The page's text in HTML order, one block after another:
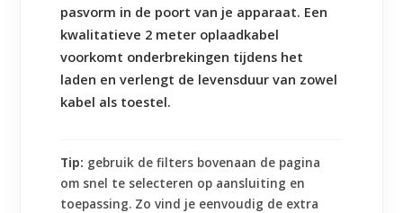
pasvorm in de poort van je apparaat. Een
kwalitatieve 2 meter oplaadkabel
voorkomt onderbrekingen tijdens het
laden en verlengt de levensduur van zowel
kabel als toestel.
Tip: gebruik de filters bovenaan de pagina
om snel te selecteren op aansluiting en
toepassing. Zo vind je eenvoudig de extra